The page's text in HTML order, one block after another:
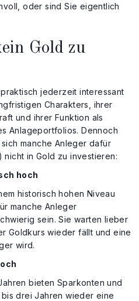
oder sind Sie eigentlich
Gold zu
jederzeit interessant
Charakters, ihrer
und ihrer Funktion als
Anlageportfolios. Dennoch
manche Anleger dafür
in Gold zu investieren:
hoch
historisch hohen Niveau
manche Anleger
sein. Sie warten lieber
Goldkurs wieder fällt und eine
wird.
bieten Sparkonten und
drei Jahren wieder eine